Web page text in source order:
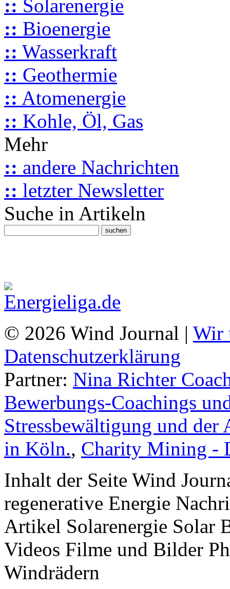
:: Solarenergie
:: Bioenergie
:: Wasserkraft
:: Geothermie
:: Atomenergie
:: Kohle, Öl, Gas
Mehr
:: andere Nachrichten
:: letzter Newsletter
Suche in Artikeln
© 2026 Wind Journal | Wir
Datenschutzerklärung
Partner: Nina Richter
Bewerbungs-Coachings
Stressbewältigung und
in Köln., Charity Mining -
Inhalt der Seite Wind
regenerative Energie
Artikel Solarenergie Solar
Videos Filme und Bilder
Windrädern